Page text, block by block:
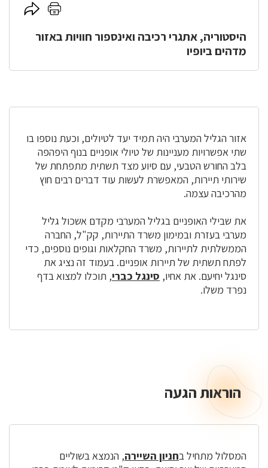
לחץ
להדפסה
לחץ
לשיתוףהיסטוריה, אתגרי רכיבה ואינספור חוויות באזור
מדהים ביופיו
אזור הגליל המערבי היה תמיד יעד לטיולים, וכעת נוספו בו
שתי אפשרויות מעניינות של טיולי אופניים בנוף היפהפה
בלב החורש הטבעי, עם סיוע מצד תשתית מתפתחת של
שירותי תיירות, המאפשרת לעשות עוד דברים רבים חוץ
מהרכיבה עצמה.
את שבילי האופניים בגליל המערבי מקדם אשכול גליל
מערבי בעזרת ובמימון משרד התיירות, קק"ל, החברה
הממשלתית לתיירות, משרד החקלאות וגופים נוספים, כדי
לפתח תשתית של תיירות אופניים. בעמוד זה נציג את
סינגל יחיעם. את אחיו, סינגל כברי, תוכלו למצוא בדף
נפרד משלו.
הוראותהוראות הגעה
המסלול מתחיל בחניון השיירה, הנמצא בשוליים